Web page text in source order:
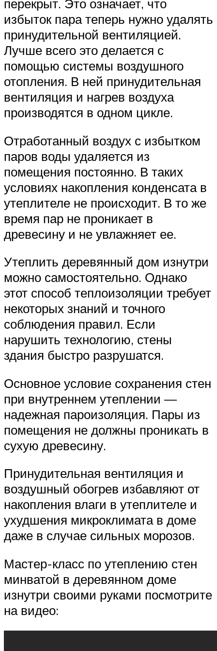
перекрыт. Это означает, что
избыток пара теперь нужно удалять
принудительной вентиляцией.
Лучше всего это делается с
помощью системы воздушного
отопления. В ней принудительная
вентиляция и нагрев воздуха
производятся в одном цикле.
Отработанный воздух с избытком
паров воды удаляется из
помещения постоянно. В таких
условиях накопления конденсата в
утеплителе не происходит. В то же
время пар не проникает в
древесину и не увлажняет ее.
Утеплить деревянный дом изнутри
можно самостоятельно. Однако
этот способ теплоизоляции требует
некоторых знаний и точного
соблюдения правил. Если
нарушить технологию, стены
здания быстро разрушатся.
Основное условие сохранения стен
при внутреннем утеплении —
надежная пароизоляция. Пары из
помещения не должны проникать в
сухую древесину.
Принудительная вентиляция и
воздушный обогрев избавляют от
накопления влаги в утеплителе и
ухудшения микроклимата в доме
даже в случае сильных морозов.
Мастер-класс по утеплению стен
минватой в деревянном доме
изнутри своими руками посмотрите
на видео: